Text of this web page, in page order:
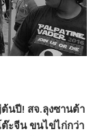
นปี! สจ.ลุงซานต้า
ะจีน ขนไข่ไก่กว่า